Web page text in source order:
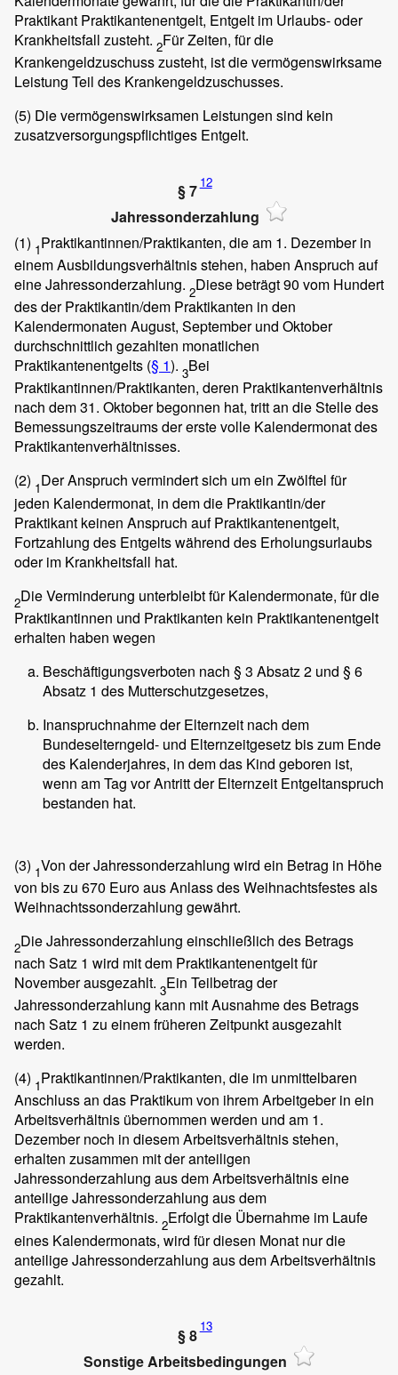
Praktikant Praktikantenentgelt, Entgelt im Urlaubs- oder
Krankheitsfall zusteht. 2Für Zeiten, für die
Krankengeldzuschuss zusteht, ist die vermögenswirksame
Leistung Teil des Krankengeldzuschusses.
(5) Die vermögenswirksamen Leistungen sind kein
zusatzversorgungspflichtiges Entgelt.
§ 7 12
Jahressonderzahlung
(1) 1Praktikantinnen/Praktikanten, die am 1. Dezember in
einem Ausbildungsverhältnis stehen, haben Anspruch auf
eine Jahressonderzahlung. 2Diese beträgt 90 vom Hundert
des der Praktikantin/dem Praktikanten in den
Kalendermonaten August, September und Oktober
durchschnittlich gezahlten monatlichen
Praktikantenentgelts (§ 1). 3Bei
Praktikantinnen/Praktikanten, deren Praktikantenverhältnis
nach dem 31. Oktober begonnen hat, tritt an die Stelle des
Bemessungszeitraums der erste volle Kalendermonat des
Praktikantenverhältnisses.
(2) 1Der Anspruch vermindert sich um ein Zwölftel für
jeden Kalendermonat, in dem die Praktikantin/der
Praktikant keinen Anspruch auf Praktikantenentgelt,
Fortzahlung des Entgelts während des Erholungsurlaubs
oder im Krankheitsfall hat.
2Die Verminderung unterbleibt für Kalendermonate, für die
Praktikantinnen und Praktikanten kein Praktikantenentgelt
erhalten haben wegen
Beschäftigungsverboten nach § 3 Absatz 2 und § 6
Absatz 1 des Mutterschutzgesetzes,
Inanspruchnahme der Elternzeit nach dem
Bundeselterngeld- und Elternzeitgesetz bis zum Ende
des Kalenderjahres, in dem das Kind geboren ist,
wenn am Tag vor Antritt der Elternzeit Entgeltanspruch
bestanden hat.
(3) 1Von der Jahressonderzahlung wird ein Betrag in Höhe
von bis zu 670 Euro aus Anlass des Weihnachtsfestes als
Weihnachtssonderzahlung gewährt.
2Die Jahressonderzahlung einschließlich des Betrags
nach Satz 1 wird mit dem Praktikantenentgelt für
November ausgezahlt. 3Ein Teilbetrag der
Jahressonderzahlung kann mit Ausnahme des Betrags
nach Satz 1 zu einem früheren Zeitpunkt ausgezahlt
werden.
(4) 1Praktikantinnen/Praktikanten, die im unmittelbaren
Anschluss an das Praktikum von ihrem Arbeitgeber in ein
Arbeitsverhältnis übernommen werden und am 1.
Dezember noch in diesem Arbeitsverhältnis stehen,
erhalten zusammen mit der anteiligen
Jahressonderzahlung aus dem Arbeitsverhältnis eine
anteilige Jahressonderzahlung aus dem
Praktikantenverhältnis. 2Erfolgt die Übernahme im Laufe
eines Kalendermonats, wird für diesen Monat nur die
anteilige Jahressonderzahlung aus dem Arbeitsverhältnis
gezahlt.
§ 8 13
Sonstige Arbeitsbedingungen